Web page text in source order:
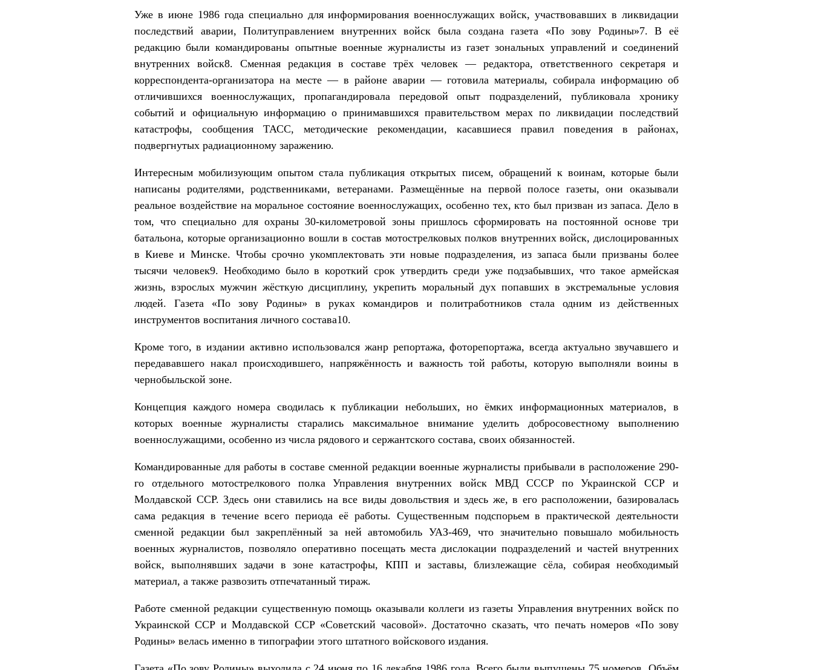
Уже в июне 1986 года специально для информирования военнослужащих войск, участвовавших в ликвидации
последствий аварии, Политуправлением внутренних войск была создана газета «По зову Родины»7. В её
редакцию были командированы опытные военные журналисты из газет зональных управлений и соединений
внутренних войск8. Сменная редакция в составе трёх человек — редактора, ответственного секретаря и
корреспондента-организатора на месте — в районе аварии — готовила материалы, собирала информацию об
отличившихся военнослужащих, пропагандировала передовой опыт подразделений, публиковала хронику
событий и официальную информацию о принимавшихся правительством мерах по ликвидации последствий
катастрофы, сообщения ТАСС, методические рекомендации, касавшиеся правил поведения в районах,
подвергнутых радиационному заражению.
Интересным мобилизующим опытом стала публикация открытых писем, обращений к воинам, которые были
написаны родителями, родственниками, ветеранами. Размещённые на первой полосе газеты, они оказывали
реальное воздействие на моральное состояние военнослужащих, особенно тех, кто был призван из запаса. Дело в
том, что специально для охраны 30-километровой зоны пришлось сформировать на постоянной основе три
батальона, которые организационно вошли в состав мотострелковых полков внутренних войск, дислоцированных
в Киеве и Минске. Чтобы срочно укомплектовать эти новые подразделения, из запаса были призваны более
тысячи человек9. Необходимо было в короткий срок утвердить среди уже подзабывших, что такое армейская
жизнь, взрослых мужчин жёсткую дисциплину, укрепить моральный дух попавших в экстремальные условия
людей. Газета «По зову Родины» в руках командиров и политработников стала одним из действенных
инструментов воспитания личного состава10.
Кроме того, в издании активно использовался жанр репортажа, фоторепортажа, всегда актуально звучавшего и
передававшего накал происходившего, напряжённость и важность той работы, которую выполняли воины в
чернобыльской зоне.
Концепция каждого номера сводилась к публикации небольших, но ёмких информационных материалов, в
которых военные журналисты старались максимальное внимание уделить добросовестному выполнению
военнослужащими, особенно из числа рядового и сержантского состава, своих обязанностей.
Командированные для работы в составе сменной редакции военные журналисты прибывали в расположение 290-
го отдельного мотострелкового полка Управления внутренних войск МВД СССР по Украинской ССР и
Молдавской ССР. Здесь они ставились на все виды довольствия и здесь же, в его расположении, базировалась
сама редакция в течение всего периода её работы. Существенным подспорьем в практической деятельности
сменной редакции был закреплённый за ней автомобиль УАЗ-469, что значительно повышало мобильность
военных журналистов, позволяло оперативно посещать места дислокации подразделений и частей внутренних
войск, выполнявших задачи в зоне катастрофы, КПП и заставы, близлежащие сёла, собирая необходимый
материал, а также развозить отпечатанный тираж.
Работе сменной редакции существенную помощь оказывали коллеги из газеты Управления внутренних войск по
Украинской ССР и Молдавской ССР «Советский часовой». Достаточно сказать, что печать номеров «По зову
Родины» велась именно в типографии этого штатного войскового издания.